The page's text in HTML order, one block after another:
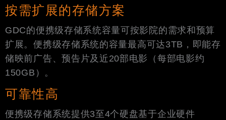
按需扩展的存储方案
GDC的便携级存储系统容量可按影院的需求和预算
扩展。便携级存储系统的容量最高可达3TB，即能存
储映前广告、预告片及近20部电影（每部电影约
150GB） 。
可靠性高
便携级存储系统提供3至4个硬盘基于企业硬件